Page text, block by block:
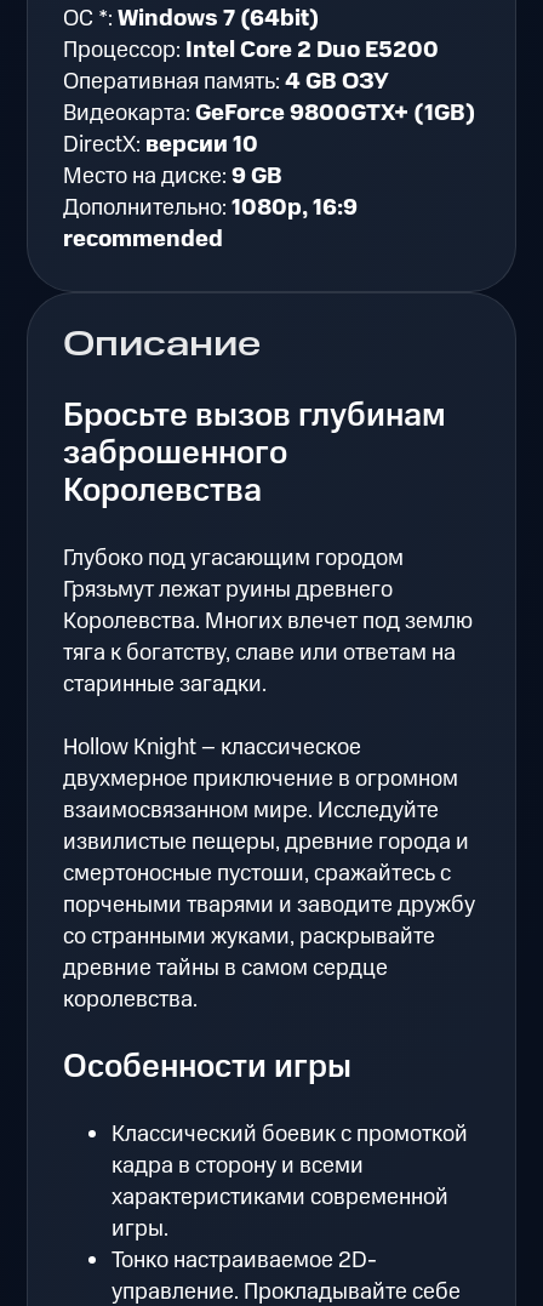
Описание
Бросьте вызов глубинам
заброшенного
Королевства
Глубоко под угасающим городом
Грязьмут лежат руины древнего
Королевства. Многих влечет под землю
тяга к богатству, славе или ответам на
старинные загадки.
Hollow Knight – классическое
двухмерное приключение в огромном
взаимосвязанном мире. Исследуйте
извилистые пещеры, древние города и
смертоносные пустоши, сражайтесь с
порчеными тварями и заводите дружбу
со странными жуками, раскрывайте
древние тайны в самом сердце
королевства.
Особенности игры
Классический боевик с промоткой
кадра в сторону и всеми
характеристиками современной
игры.
Тонко настраиваемое 2D-
управление. Прокладывайте себе
ОС *:Windows 7 (64bit)
Процессор: Intel Core 2 Duo E5200
Оперативная память:4 GB ОЗУ
Видеокарта:GeForce 9800GTX+ (1GB)
DirectX: версии 10
Место на диске:9 GB
Дополнительно:1080p, 16:9
recommended